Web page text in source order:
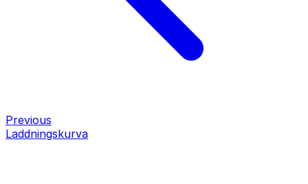
Previous
Laddningskurva